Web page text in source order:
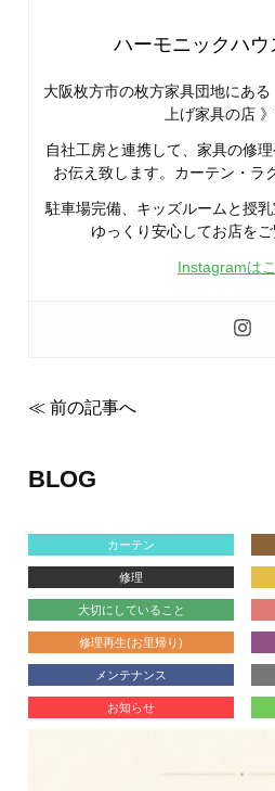
ハーモニックハウ
大阪枚方市の枚方家具団地にあ
上げ家具の店 》
自社工房と連携して、家具の修
お伝え致します。カーテン・ラ
駐車場完備、キッズルームと授
ゆっくり安心してお店をご
Instagramは
≪ 前の記事へ
BLOG
カーテン
修理
大切にしていること
修理再生(お里帰り)
メンテナンス
お知らせ